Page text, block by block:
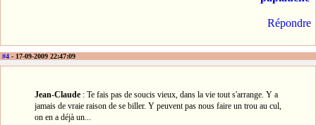
Répondre
#4 - 17-09-2009 22:47:09
Jean-Claude : Te fais pas de soucis vieux, dans la vie tout s'arrange. Y a
jamais de vraie raison de se biller. Y peuvent pas nous faire un trou au cul,
on en a déjà un...